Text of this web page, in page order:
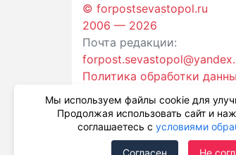
© forpostsevastopol.ru
2006 — 2026
Почта редакции:
Политика обработки
Мы используем файлы cookie для
Продолжая использовать сайт и
соглашаетесь с условиями
Согласен Не